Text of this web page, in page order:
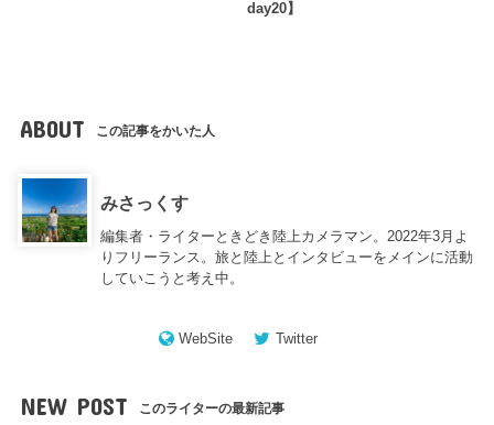
day20】
ABOUT この記事をかいた人
みさっくす
編集者・ライターときどき陸上カメラマン。2022年3月よ
りフリーランス。旅と陸上とインタビューをメインに活動
していこうと考え中。
WebSite Twitter
NEW POST このライターの最新記事